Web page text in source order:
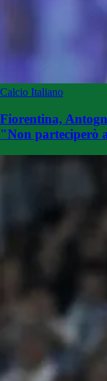
Calcio Italiano
Fiorentina,
"Non parteciperò